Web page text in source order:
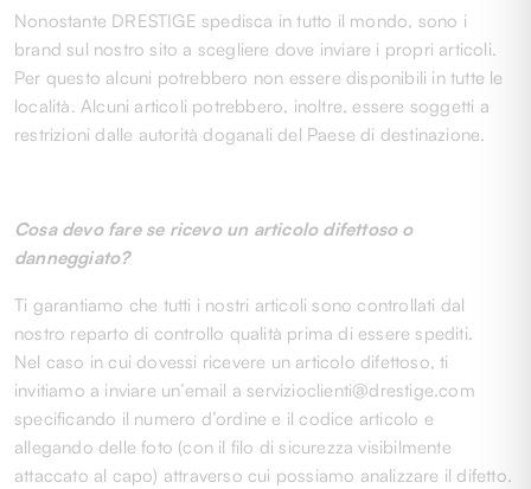
Nonostante DRESTIGE spedisca in tutto il mondo, sono i
brand sul nostro sito a scegliere dove inviare i propri articoli.
Per questo alcuni potrebbero non essere disponibili in tutte le
località. Alcuni articoli potrebbero, inoltre, essere soggetti a
restrizioni dalle autorità doganali del Paese di destinazione.
Cosa devo fare se ricevo un articolo difettoso o
danneggiato?
Ti garantiamo che tutti i nostri articoli sono controllati dal
nostro reparto di controllo qualità prima di essere spediti.
Nel caso in cui dovessi ricevere un articolo difettoso, ti
invitiamo a inviare un’email a servizioclienti@drestige.com
specificando il numero d’ordine e il codice articolo e
allegando delle foto (con il filo di sicurezza visibilmente
attaccato al capo) attraverso cui possiamo analizzare il difetto.